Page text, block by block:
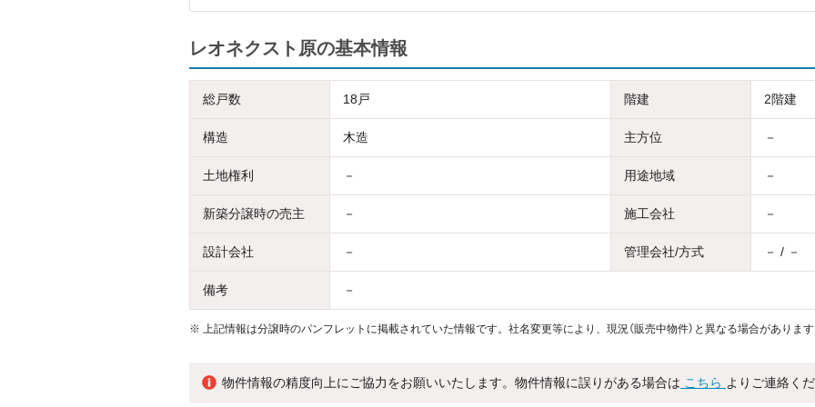
レオネクスト原の基本情報
総戸数 18戸 階建 2階建
構造 木造 主方位 －
土地権利 － 用途地域 －
新築分譲時の売主 － 施工会社 －
設計会社 － 管理会社/方式 － / －
備考 －
※ 上記情報は分譲時のパンフレットに掲載されていた情報です。社名変更等により、現況（販売中物件）と異なる場合があります
物件情報の精度向上にご協力をお願いいたします。物件情報に誤りがある場合は こちら よりご連絡くだ